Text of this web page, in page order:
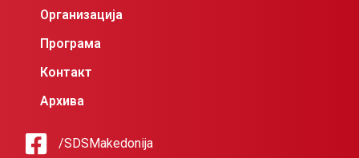
Организација
Програма
Контакт
Архива
/SDSMakedonija